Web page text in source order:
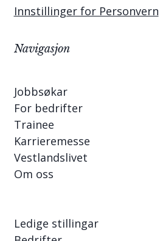
Innstillinger for Personvern
Navigasjon
Jobbsøkar
For bedrifter
Trainee
Karrieremesse
Vestlandslivet
Om oss
Ledige stillingar